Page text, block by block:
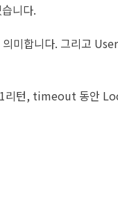
니다.
미합니다. 그리고
리턴, timeout 동안